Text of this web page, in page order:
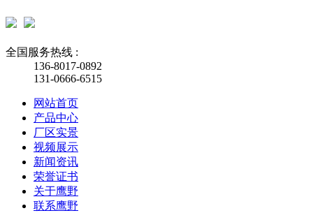
全国服务热线 :
136-8017-0892
131-0666-6515
网站首页
产品中心
厂区实景
视频展示
新闻资讯
荣誉证书
关于鹰野
联系鹰野